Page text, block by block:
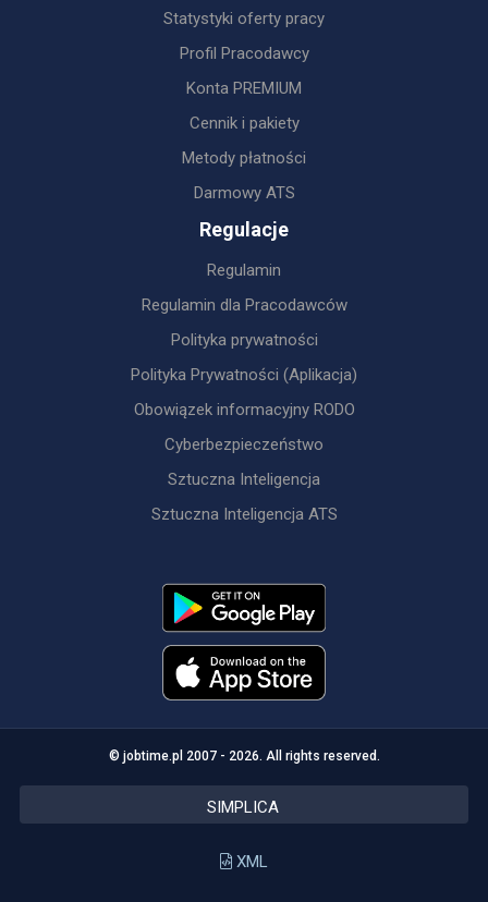
Statystyki oferty pracy
Profil Pracodawcy
Konta PREMIUM
Cennik i pakiety
Metody płatności
Darmowy ATS
Regulacje
Regulamin
Regulamin dla Pracodawców
Polityka prywatności
Polityka Prywatności (Aplikacja)
Obowiązek informacyjny RODO
Cyberbezpieczeństwo
Sztuczna Inteligencja
Sztuczna Inteligencja ATS
© jobtime.pl 2007 - 2026. All rights reserved.
SIMPLICA
XML